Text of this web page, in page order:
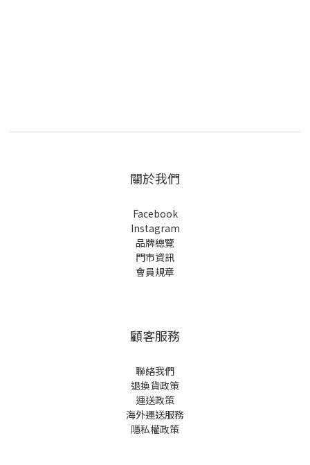
關於我們
Facebook
Instagram
品牌總覽
門市資訊
會員規章
顧客服務
聯絡我們
退換貨政策
運送政策
海外運送服務
隱私權政策